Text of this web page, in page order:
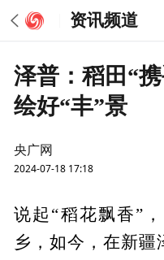
资讯频道
泽普：稻田“
绘好“丰”景
央广网
2024-07-18 17:18
说起“稻花飘香”
乡，如今，在新疆